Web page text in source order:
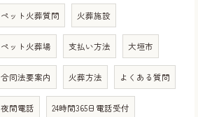
ペット火葬質問 火葬施設
ペット火葬場 支払い方法 大垣市
合同法要案内 火葬方法 よくある質問
夜間電話 24時間365日電話受付